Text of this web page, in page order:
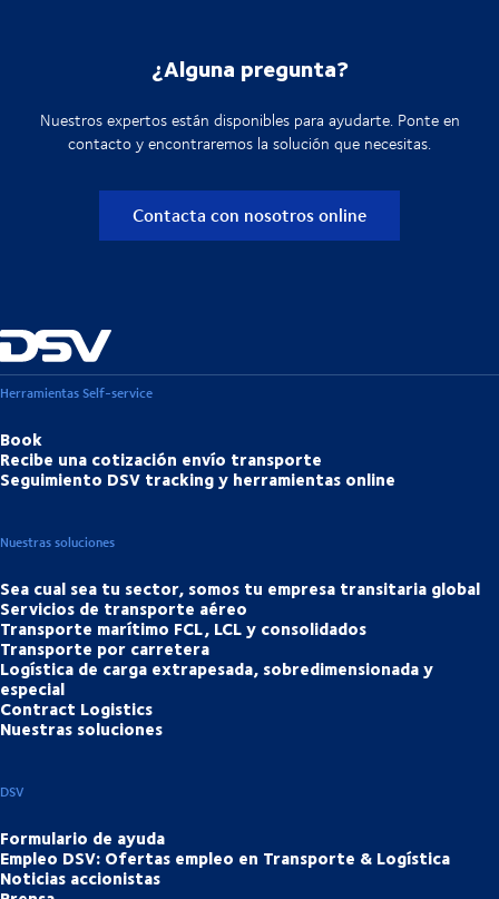
¿Alguna pregunta?
Nuestros expertos están disponibles para ayudarte. Ponte en
contacto y encontraremos la solución que necesitas.
Contacta con nosotros online
Herramientas Self-service
Book
Recibe una cotización envío transporte
Seguimiento DSV tracking y herramientas online
Nuestras soluciones
Sea cual sea tu sector, somos tu empresa transitaria global
Servicios de transporte aéreo
Transporte marítimo FCL, LCL y consolidados
Transporte por carretera
Logística de carga extrapesada, sobredimensionada y
especial
Contract Logistics
Nuestras soluciones
DSV
Formulario de ayuda
Empleo DSV: Ofertas empleo en Transporte & Logística
Noticias accionistas